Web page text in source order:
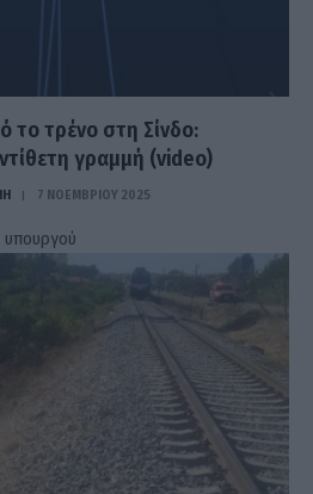
το τρένο στη Σίνδο:
γραμμή (videο)
7 ΝΟΕΜΒΡΊΟΥ 2025